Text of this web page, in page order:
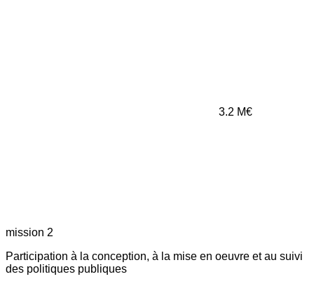
3.2 M€
mission 2
Participation à la conception, à la mise en oeuvre et au suivi
des politiques publiques